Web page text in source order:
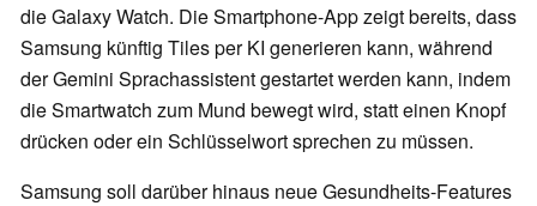
die Galaxy Watch. Die Smartphone-App zeigt bereits, dass
Samsung künftig Tiles per KI generieren kann, während
der Gemini Sprachassistent gestartet werden kann, indem
die Smartwatch zum Mund bewegt wird, statt einen Knopf
drücken oder ein Schlüsselwort sprechen zu müssen.
Samsung soll darüber hinaus neue Gesundheits-Features